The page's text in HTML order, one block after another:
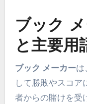
ブック
と主要用
ブック メーカーは
して勝敗やスコア
者からの賭けを受